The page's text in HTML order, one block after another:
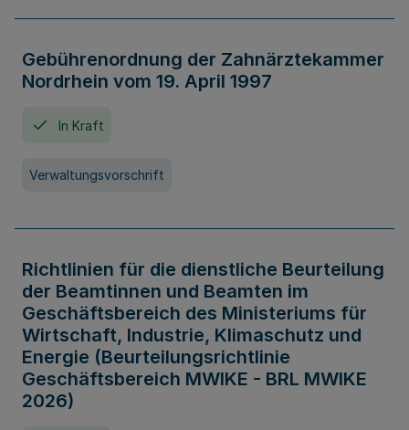
Gebührenordnung der Zahnärztekammer
Nordrhein vom 19. April 1997
In Kraft
Verwaltungsvorschrift
Richtlinien für die dienstliche Beurteilung
der Beamtinnen und Beamten im
Geschäftsbereich des Ministeriums für
Wirtschaft, Industrie, Klimaschutz und
Energie (Beurteilungsrichtlinie
Geschäftsbereich MWIKE - BRL MWIKE
2026)